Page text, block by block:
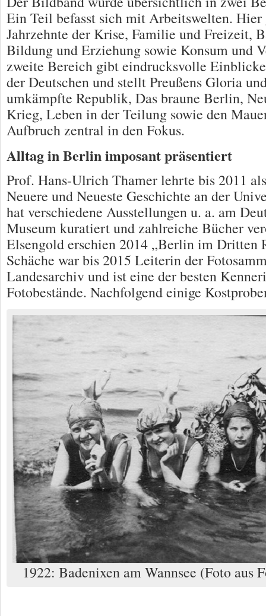
Ein Teil befasst sich mit Arbeitswelten. Hier
Jahrzehnte der Krise, Familie und Freizeit,
Bildung und Erziehung sowie Konsum und
zweite Bereich gibt eindrucksvolle
der Deutschen und stellt Preußens Gloria
umkämpfte Republik, Das braune Berlin,
Krieg, Leben in der Teilung sowie den
Aufbruch zentral in den Fokus.
Alltag in Berlin imposant präsentiert
Prof. Hans-Ulrich Thamer lehrte bis 2011
Neuere und Neueste Geschichte an der
hat verschiedene Ausstellungen u. a. am
Museum kuratiert und zahlreiche Bücher
Elsengold erschien 2014 „Berlin im Dritten
Schäche war bis 2015 Leiterin der
Landesarchiv und ist eine der besten
Fotobestände. Nachfolgend einige
1922: Badenixen am Wannsee (Foto aus